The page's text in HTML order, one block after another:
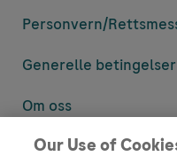
Personvern/
Generelle betingelser
Om oss
Denne nettsiden inneholder
Our Use of